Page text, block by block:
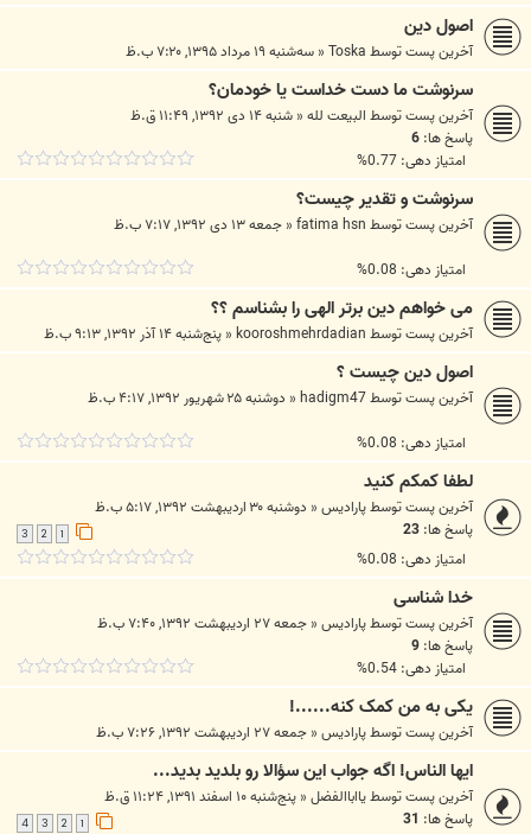
اصول دین
آخرین پست توسطToska
« سه‌شنبه ۱۹ مرداد ۱۳۹۵, ۷:۲۰ ب.ظ
سرنوشت ما دست خداست یا خودمان؟
آخرین پست توسطالبیعت لله« شنبه ۱۴ دی ۱۳۹۲, ۱۱:۴۹ ق.ظ
پاسخ ها: 6
امتیاز دهی: 0.77%
سرنوشت و تقدیر چیست؟
آخرین پست توسطfatima hsn
« جمعه ۱۳ دی ۱۳۹۲, ۷:۱۷ ب.ظ
امتیاز دهی: 0.08%
می خواهم دین برتر الهی را بشناسم ؟؟
آخرین پست توسطkooroshmehrdadian
« پنج‌شنبه ۱۴ آذر ۱۳۹۲, ۹:۱۳ ب.ظ
اصول دین چیست ؟
آخرین پست توسطhadigm47
« دوشنبه ۲۵ شهریور ۱۳۹۲, ۴:۱۷ ب.ظ
امتیاز دهی: 0.08%
لطفا کمکم کنید
آخرین پست توسطپارادیس « دوشنبه ۳۰ اردیبهشت ۱۳۹۲, ۵:۱۷ ب.ظ
پاسخ ها: 23
3
امتیاز دهی: 0.08%
خدا شناسی
آخرین پست توسطپارادیس« جمعه ۲۷ اردیبهشت ۱۳۹۲, ۷:۴۰ ب.ظ
پاسخ ها: 9
امتیاز دهی: 0.54%
یکی به من کمک کنه......!
آخرین پست توسطپارادیس« جمعه ۲۷ اردیبهشت ۱۳۹۲, ۷:۲۶ ب.ظ
ایها الناس! اگه جواب این سؤالا رو بلدید بدید...
آخرین پست توسطیااباالفضل« پنج‌شنبه ۱۰ اسفند ۱۳۹۱, ۱۱:۲۴ ق.ظ
پاسخ ها: 31
3
4